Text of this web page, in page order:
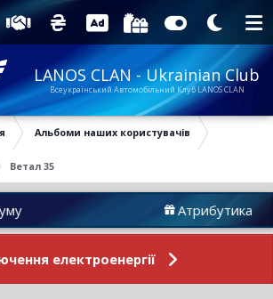
LANOS CLAN - Ukrainian Club
Всеукраїнський Автомобільний Клуб LANOS CLAN
Альбоми наших користувачів
Ветал 35
Атрибутика
електроенергії